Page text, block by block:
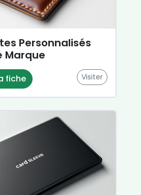
Personnalisés
Marque
fiche Visiter